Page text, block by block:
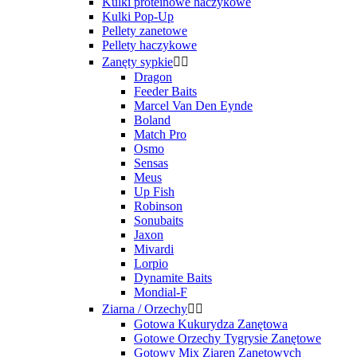
Kulki Pop-Up
Pellety zanetowe
Pellety haczykowe
Zanęty sypkie 
Dragon
Feeder Baits
Marcel Van Den Eynde
Boland
Match Pro
Osmo
Sensas
Meus
Up Fish
Robinson
Sonubaits
Jaxon
Mivardi
Lorpio
Dynamite Baits
Mondial-F
Ziarna / Orzechy 
Gotowa Kukurydza Zanętowa
Gotowe Orzechy Tygrysie Zanętowe
Gotowy Mix Ziaren Zanętowych